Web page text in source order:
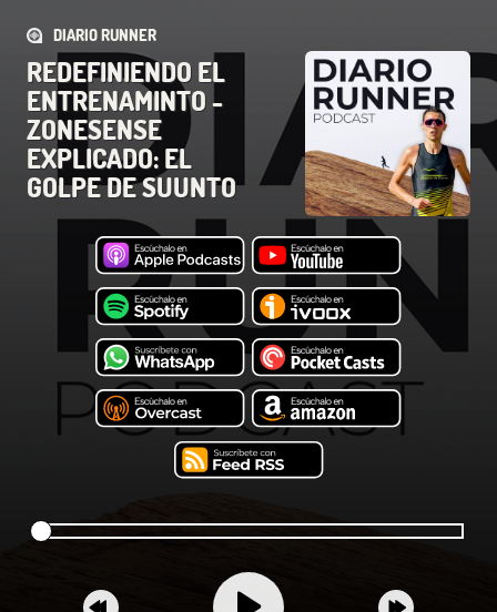
DIARIO RUNNER
REDEFINIENDO EL
ENTRENAMINTO -
ZONESENSE
EXPLICADO: EL
GOLPE DE SUUNTO